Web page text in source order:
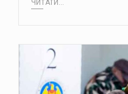
ЧИТАТИ...